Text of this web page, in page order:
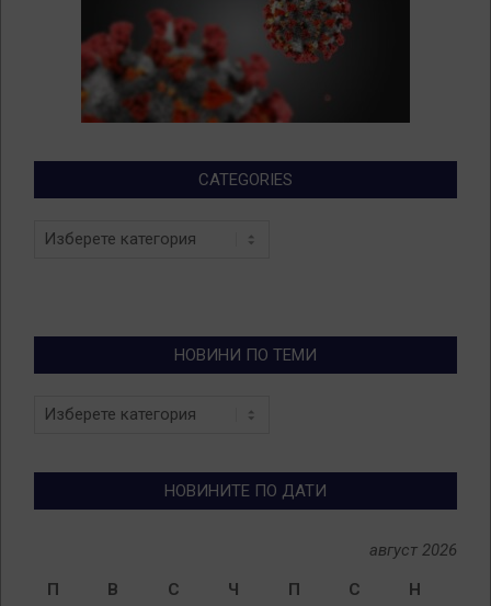
CATEGORIES
Categories
НОВИНИ ПО ТЕМИ
Новини
НОВИНИТЕ ПО ДАТИ
август 2026
П
В С Ч П С Н